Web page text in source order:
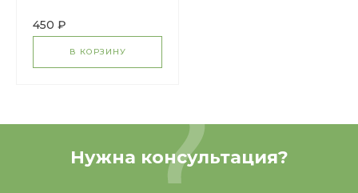
450 ₽
В КОРЗИНУ
Нужна консультация?